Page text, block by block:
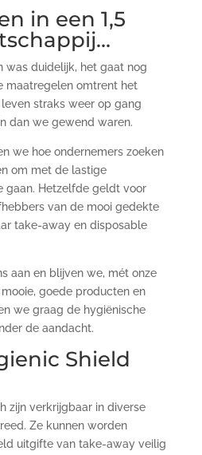
in een 1,5
was duidelijk, het gaat nog
maatregelen omtrent het
straks weer op gang
dan we gewend waren.
we hoe ondernemers zoeken
om met de lastige
gaan. Hetzelfde geldt voor
van de mooi gedekte
take-away en disposable
aan en blijven we, mét onze
goede producten en
we graag de hygiënische
de aandacht.
Shield
zijn verkrijgbaar in diverse
Ze kunnen worden
uitgifte van take-away veilig